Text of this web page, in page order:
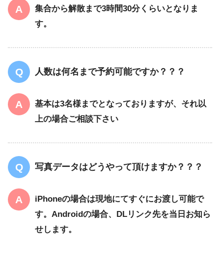
集合から解散まで3時間30分くらいとなりま
す。
人数は何名まで予約可能ですか？？？
基本は3名様までとなっておりますが、それ以
上の場合ご相談下さい
写真データはどうやって頂けますか？？？
iPhoneの場合は現地にてすぐにお渡し可能で
す。Androidの場合、DLリンク先を当日お知ら
せします。